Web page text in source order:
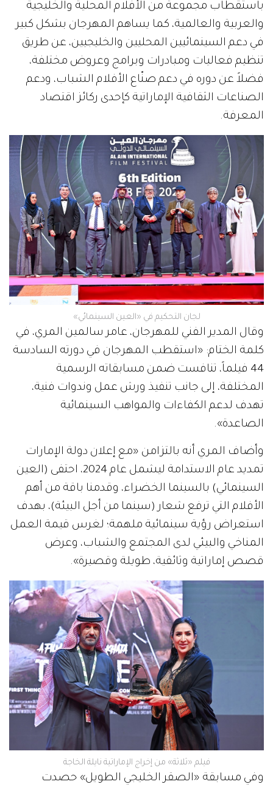
باستقطاب مجموعة من الأفلام المحلية والخليجية
والعربية والعالمية، كما يساهم المهرجان بشكل كبير
في دعم السينمائيين المحليين والخليجيين، عن طريق
تنظيم فعاليات ومبادرات وبرامج وعروض مختلفة،
فضلاً عن دوره في دعم صنّاع الأفلام الشباب، ودعم
الصناعات الثقافية الإماراتية كإحدى ركائز اقتصاد
المعرفة.
لجان التحكيم في «العين السينمائي»
وقال المدير الفني للمهرجان، عامر سالمين المري، في
كلمة الختام: «استقطب المهرجان في دورته السادسة
44 فيلماً، تنافست ضمن مسابقاته الرسمية
المختلفة، إلى جانب تنفيذ ورش عمل وندوات فنية،
تهدف لدعم الكفاءات والمواهب السينمائية
الصاعدة».
وأضاف المري أنه بالتزامن «مع إعلان دولة الإمارات
تمديد عام الاستدامة ليشمل عام 2024، احتفى (العين
السينمائي) بالسينما الخضراء، وقدمنا باقة من أهم
الأفلام التي ترفع شعار (سينما من أجل البيئة)، بهدف
استعراض رؤية سينمائية ملهمة؛ لغرس قيمة العمل
المناخي والبيئي لدى المجتمع والشباب، وعرض
قصص إماراتية وثائقية، طويلة وقصيرة».
فيلم «ثلاثة» من إخراج الإماراتية نايلة الخاجة
وفي مسابقة «الصقر الخليجي الطويل» حصدت